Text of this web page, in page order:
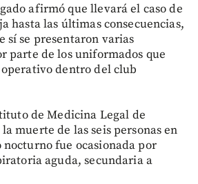
afirmó que llevará el caso de
hasta las últimas consecuencias,
sí se presentaron varias
parte de los uniformados que
dentro del club
de Medicina Legal de
muerte de las seis personas en
fue ocasionada por
aguda, secundaria a